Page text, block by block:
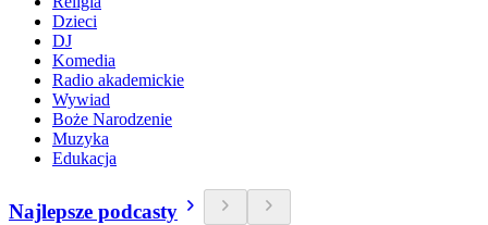
Dzieci
DJ
Komedia
Radio akademickie
Wywiad
Boże Narodzenie
Muzyka
Edukacja
Najlepsze podcasty